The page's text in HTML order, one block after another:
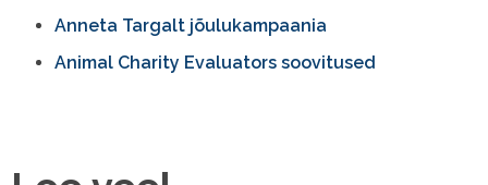
Anneta Targalt jõulukampaania
Animal Charity Evaluators soovitused